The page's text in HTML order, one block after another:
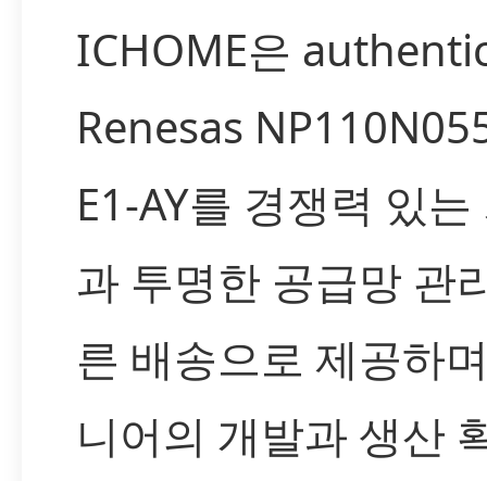
ICHOME은
Renesas
E1-AY를 경쟁력 있
과 투명한 공급망 관
른 배송으로 제공하
니어의 개발과 생산